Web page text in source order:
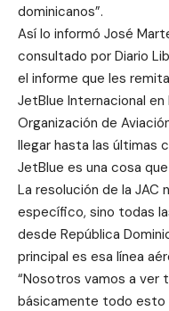
dominicanos”.
Así lo informó José
consultado por Diario
el informe que les
JetBlue Internacional
Organización de
llegar hasta las últimas
JetBlue es una cosa
La resolución de la JAC
específico, sino todas
desde República
principal es esa línea
“Nosotros vamos a ver
básicamente todo esto